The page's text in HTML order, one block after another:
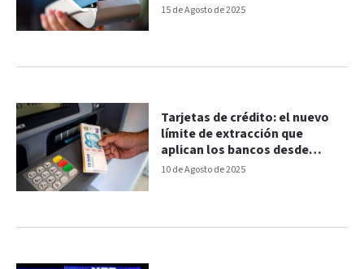
15 de Agosto de 2025
10 de Agosto de 2025
Tarjetas de crédito: el nuevo
límite de extracción que
aplican los bancos desde
agosto